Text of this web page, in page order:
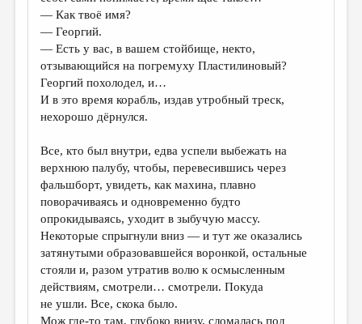
— Как твоё имя?
— Георгий.
— Есть у вас, в вашем стойбище, некто,
отзывающийся на погремуху Пластилиновый?
Георгий похолодел, и…
И в это время корабль, издав утробный треск,
нехорошо дёрнулся.
Все, кто был внутри, едва успели выбежать на
верхнюю палубу, чтобы, перевесившись через
фальшборт, увидеть, как махина, плавно
поворачиваясь и одновременно будто
опрокидываясь, уходит в зыбучую массу.
Некоторые спрыгнули вниз — и тут же оказались
затянутыми образовавшейся воронкой, остальные
стояли и, разом утратив волю к осмысленным
действиям, смотрели… смотрели. Покуда
не ушли. Все, скока было.
Мож где-то там, глубоко внизу, сломалась под